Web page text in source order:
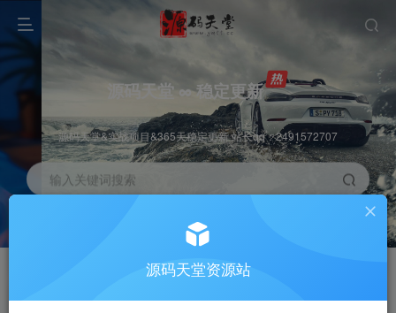
源码天堂 ∞ 稳定更新
源码天堂&实战项目&365天稳定更新 站长qq：2491572707
输入关键词搜索
推广赚钱 70%分佣
站长招募
推荐
源码天堂资源站